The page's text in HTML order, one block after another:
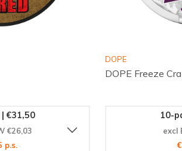
Bestel jouw
Strong te
€31,50
€26,03
p.s.
DOPE
DOPE Freeze
10-
excl